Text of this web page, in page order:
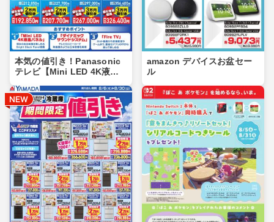
本気の値引き！Panasonic
テレビ【Mini LED 4K液
amazon デバイスお盆セー
ル